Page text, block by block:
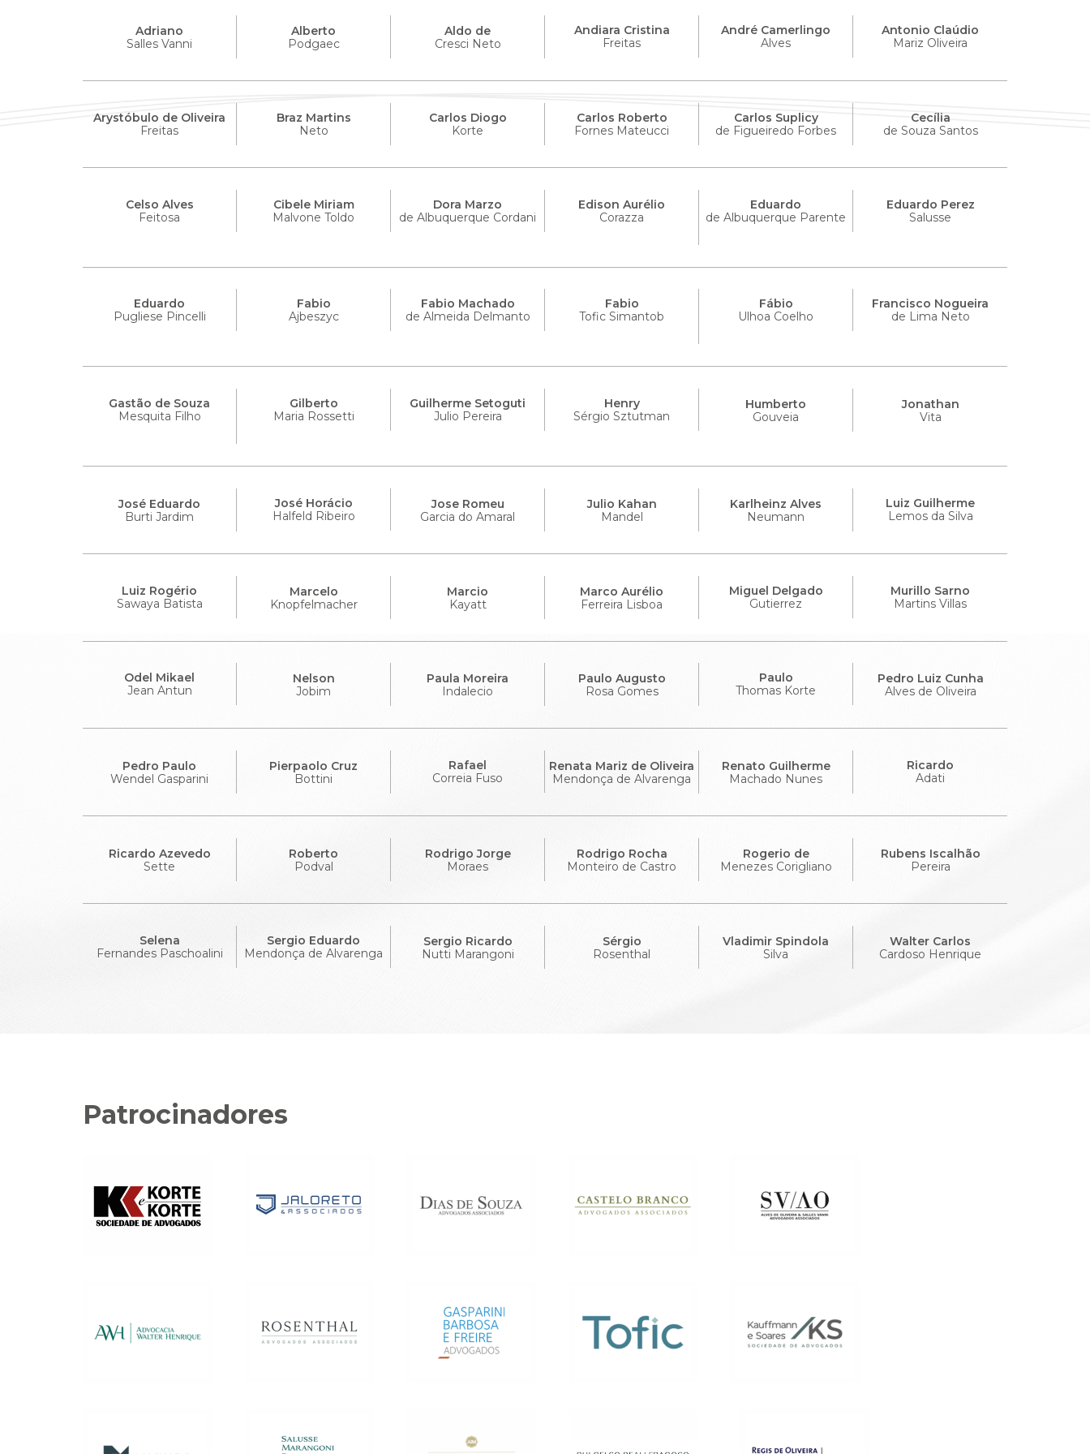
Adriano
Salles Vanni
Alberto
Podgaec
Aldo de
Cresci Neto
Andiara Cristina
Freitas
André Camerlingo
Alves
Antonio Claúdio
Mariz Oliveira
Arystóbulo de Oliveira
Freitas
Braz Martins
Neto
Carlos Diogo
Korte
Carlos Roberto
Fornes Mateucci
Carlos Suplicy
de Figueiredo Forbes
Cecília
de Souza Santos
Celso Alves
Feitosa
Cibele Miriam
Malvone Toldo
Dora Marzo
de Albuquerque Cordani
Edison Aurélio
Corazza
Eduardo
de Albuquerque Parente
Eduardo Perez
Salusse
Eduardo
Pugliese Pincelli
Fabio
Ajbeszyc
Fabio Machado
de Almeida Delmanto
Fabio
Tofic Simantob
Fábio
Ulhoa Coelho
Francisco Nogueira
de Lima Neto
Gastão de Souza
Mesquita Filho
Gilberto
Maria Rossetti
Guilherme Setoguti
Julio Pereira
Henry
Sérgio Sztutman
Humberto
Gouveia
Jonathan
Vita
José Eduardo
Burti Jardim
José Horácio
Halfeld Ribeiro
Jose Romeu
Garcia do Amaral
Julio Kahan
Mandel
Karlheinz Alves
Neumann
Luiz Guilherme
Lemos da Silva
Luiz Rogério
Sawaya Batista
Marcelo
Knopfelmacher
Marcio
Kayatt
Marco Aurélio
Ferreira Lisboa
Miguel Delgado
Gutierrez
Murillo Sarno
Martins Villas
Odel Mikael
Jean Antun
Nelson
Jobim
Paula Moreira
Indalecio
Paulo Augusto
Rosa Gomes
Paulo
Thomas Korte
Pedro Luiz Cunha
Alves de Oliveira
Pedro Paulo
Wendel Gasparini
Pierpaolo Cruz
Bottini
Rafael
Correia Fuso
Renata Mariz de Oliveira
Mendonça de Alvarenga
Renato Guilherme
Machado Nunes
Ricardo
Adati
Ricardo Azevedo
Sette
Roberto
Podval
Rodrigo Jorge
Moraes
Rodrigo Rocha
Monteiro de Castro
Rogerio de
Menezes Corigliano
Rubens Iscalhão
Pereira
Selena
Fernandes Paschoalini
Sergio Eduardo
Mendonça de Alvarenga
Sergio Ricardo
Nutti Marangoni
Sérgio
Rosenthal
Vladimir Spindola
Silva
Walter Carlos
Cardoso Henrique
Patrocinadores